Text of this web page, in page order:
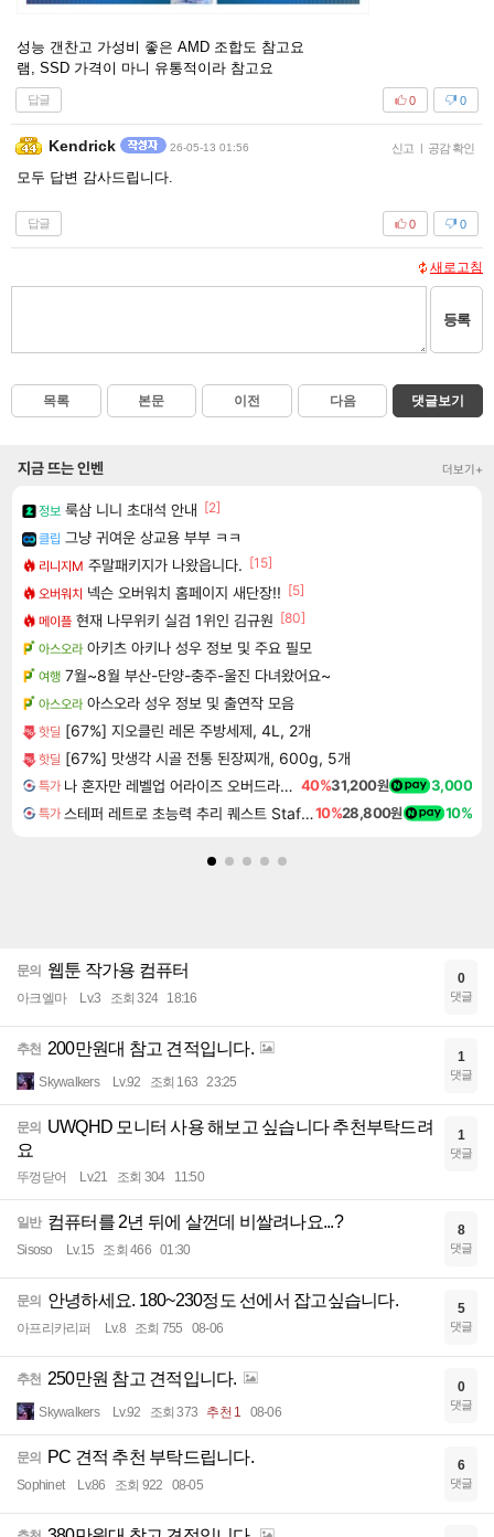
성능 갠찬고 가성비 좋은 AMD 조합도 참고요
램, SSD 가격이 마니 유통적이라 참고요
답글 0
0
Kendrick 26-05-13 01:56 신고 | 공감 확인
모두 답변 감사드립니다.
답글 0
0
새로고침
등록
목록 본문 이전 다음 댓글보기
지금 뜨는 인벤 더보기+
정보 룩삼 니니 초대석 안내 [2]
클립 그냥 귀여운 상교용 부부 ㅋㅋ
리니지M 주말패키지가 나왔읍니다. [15]
오버워치 넥슨 오버워치 홈페이지 새단장!! [5]
메이플 현재 나무위키 실검 1위인 김규원 [80]
아스오라 아키츠 아키나 성우 정보 및 주요 필모
여행 7월~8월 부산-단양-충주-울진 다녀왔어요~
아스오라 아스오라 성우 정보 및 출연작 모음
핫딜 [67%] 지오클린 레몬 주방세제, 4L, 2개
핫딜 [67%] 맛생각 시골 전통 된장찌개, 600g, 5개
특가 나 혼자만 레벨업 어라이즈 오버드라이브 디럭스 에디션 Solo Leveling Arise Overdrive Deluxe Edition 40%31,200원 3,000
특가 스테퍼 레트로 초능력 추리 퀘스트 Staffer Retro A Supernatural Mystery Quest10%28,800원 10%
문의 웹툰 작가용 컴퓨터
아크엘마 Lv.3 조회 324 18:16
0
댓글
추천 200만원대 참고 견적입니다.
Skywalkers Lv.92 조회 163 23:25
1
댓글
문의
UWQHD 모니터 사용 해보고 싶습니다 추천부탁드려
요
뚜껑닫어 Lv.21 조회 304 11:50
1
댓글
일반 컴퓨터를 2년 뒤에 살껀데 비쌀려나요...?
Sisoso Lv.15 조회 466 01:30
8
댓글
문의 안녕하세요. 180~230정도 선에서 잡고싶습니다.
아프리카리퍼 Lv.8 조회 755 08-06
5
댓글
추천 250만원 참고 견적입니다.
Skywalkers Lv.92 조회 373 추천 1 08-06
0
댓글
문의 PC 견적 추천 부탁드립니다.
Sophinet Lv.86 조회 922 08-05
6
댓글